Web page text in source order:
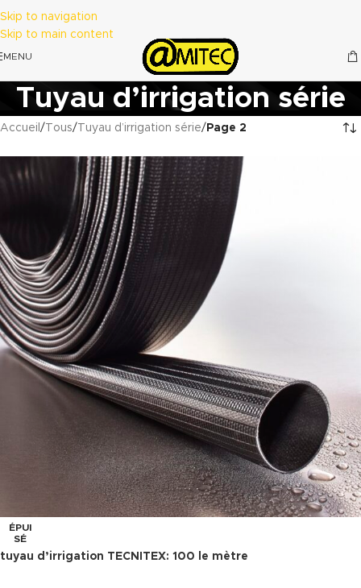
Skip to navigation
Skip to main content
MENU
Tuyau d’irrigation série
Accueil / Tous/ Tuyau d’irrigation série/ Page 2
ÉPUI
SÉ
tuyau d’irrigation TECNITEX: 100 le mètre